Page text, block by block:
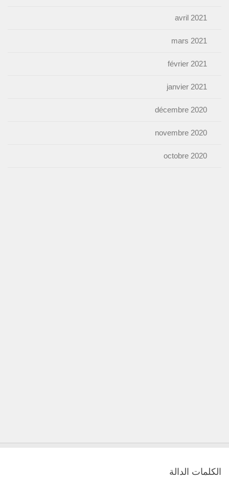
avril 2021
mars 2021
février 2021
janvier 2021
décembre 2020
novembre 2020
octobre 2020
الكلمات الدالة